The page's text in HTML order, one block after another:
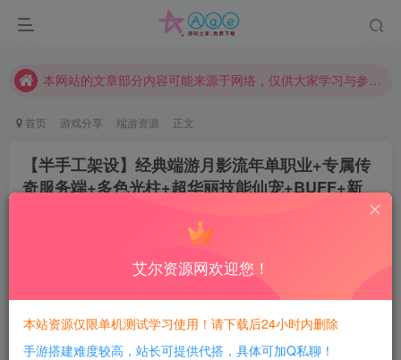
请勿相信任何评论区广告！以免上当受骗！
本站一律禁止以任何方式发布或转载任何违法的相关信息，访客发现请向站长举报
现在赞助会员享受专属折扣，详情点击此条公告。
请勿相信任何评论区广告！以免上当受骗！
首页 游戏分享 端游资源 正文
【半手工架设】经典端游月影流年单职业+专属传
奇服务端+多色光柱+超华丽技能仙宠+BUFF+新
134
每日活跃最高可获得600积分！所有资源可以使用
积分免费兑换！
艾尔资源网欢迎您！
本站资源仅限单机测试学习使用！请下载后24小时内删除
手游搭建难度较高，站长可提供代搭，具体可加Q私聊！